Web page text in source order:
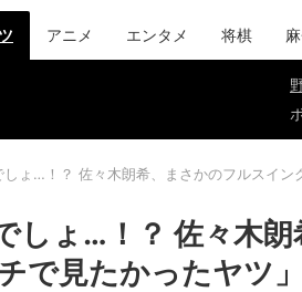
アニメ エンタメ 将棋
しょ…！？ 佐々木朗希、まさかのフルスイン
しょ…！？ 佐々木
で見たかったヤツ